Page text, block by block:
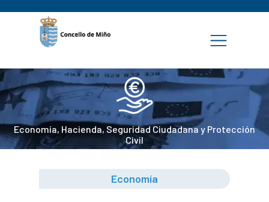
Economía, Hacienda, Seguridad Ciudadana y Protección
Civil
Economía